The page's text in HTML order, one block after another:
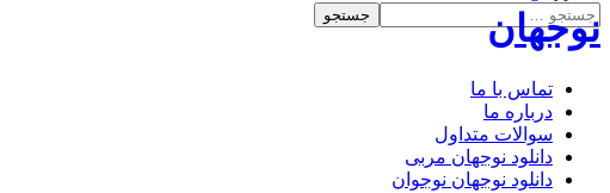
دانلود نوجهان نوجوان
نوجهان
تماس با ما
درباره ما
سوالات متداول
دانلود نوجهان مربی
دانلود نوجهان نوجوان